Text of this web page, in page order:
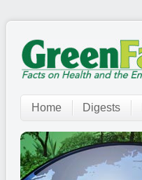
Home Digests